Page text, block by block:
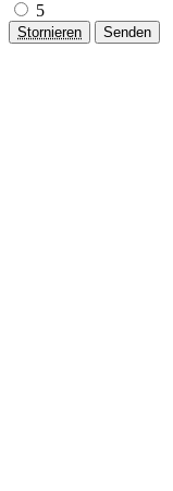
5
Stornieren Senden